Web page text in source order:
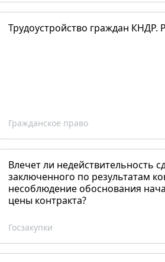
Трудоустройство граждан
Гражданское право
Влечет ли недействительность
заключенного по результатам
несоблюдение обоснования
цены контракта?
Госзакупки